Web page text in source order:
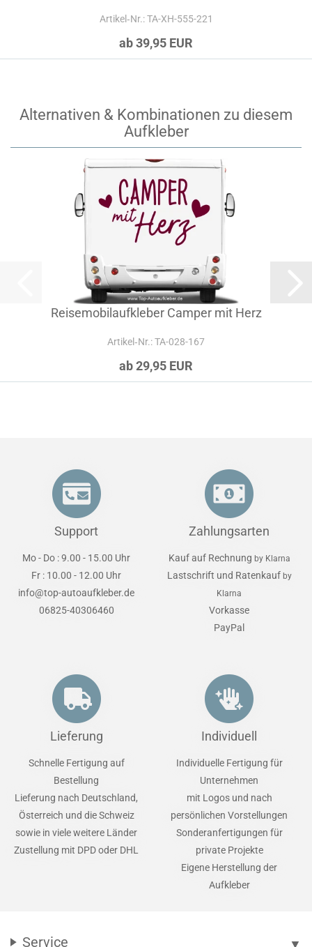
Artikel‑Nr.: TA-XH-555-221
ab 39,95 EUR
Alternativen & Kombinationen zu diesem
Aufkleber
Reisemobilaufkleber Camper mit Herz
Artikel‑Nr.: TA-028-167
ab 29,95 EUR
Support
Mo - Do : 9.00 - 15.00 Uhr
Fr : 10.00 - 12.00 Uhr
info@top-autoaufkleber.de
06825-40306460
Zahlungsarten
Kauf auf Rechnung by Klarna
Lastschrift und Ratenkauf by
Klarna
Vorkasse
PayPal
Lieferung
Schnelle Fertigung auf
Bestellung
Lieferung nach Deutschland,
Österreich und die Schweiz
sowie in viele weitere Länder
Zustellung mit DPD oder DHL
Individuell
Individuelle Fertigung für
Unternehmen
mit Logos und nach
persönlichen Vorstellungen
Sonderanfertigungen für
private Projekte
Eigene Herstellung der
Aufkleber
Service ▼